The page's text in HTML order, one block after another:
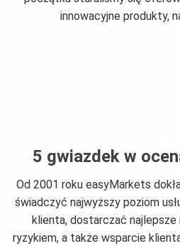
innowacyjne produkty,
5 gwiazdek w
Od 2001 roku easyMarkets
świadczyć najwyższy poziom
klienta, dostarczać najlepsze
ryzykiem, a także wsparcie